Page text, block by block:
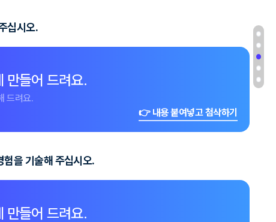
십시오.
만들어 드려요.
드려요.
👉 내용 붙여넣고 첨삭하기
험을 기술해 주십시오.
만들어 드려요.